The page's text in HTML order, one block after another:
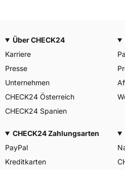
Über CHECK24
Karriere
Presse
Unternehmen
CHECK24 Österreich
CHECK24 Spanien
CHECK24 Zahlungsarten
PayPal
Kreditkarten